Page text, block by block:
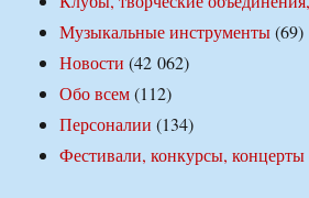
Музыкальные инструменты(69)
Новости (42 062)
Обо всем(112)
Персоналии (134)
Фестивали, конкурсы, концерты